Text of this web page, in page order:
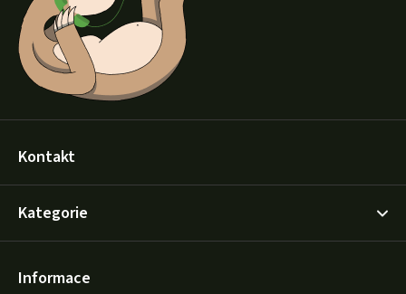
Kontakt
Kategorie
Informace